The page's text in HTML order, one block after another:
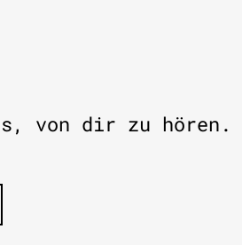
von dir zu hören.